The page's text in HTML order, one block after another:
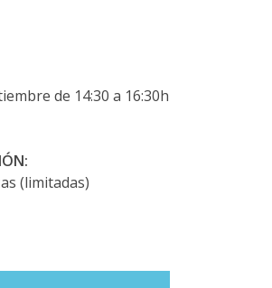
de 14:30 a 16:30h
(limitadas)